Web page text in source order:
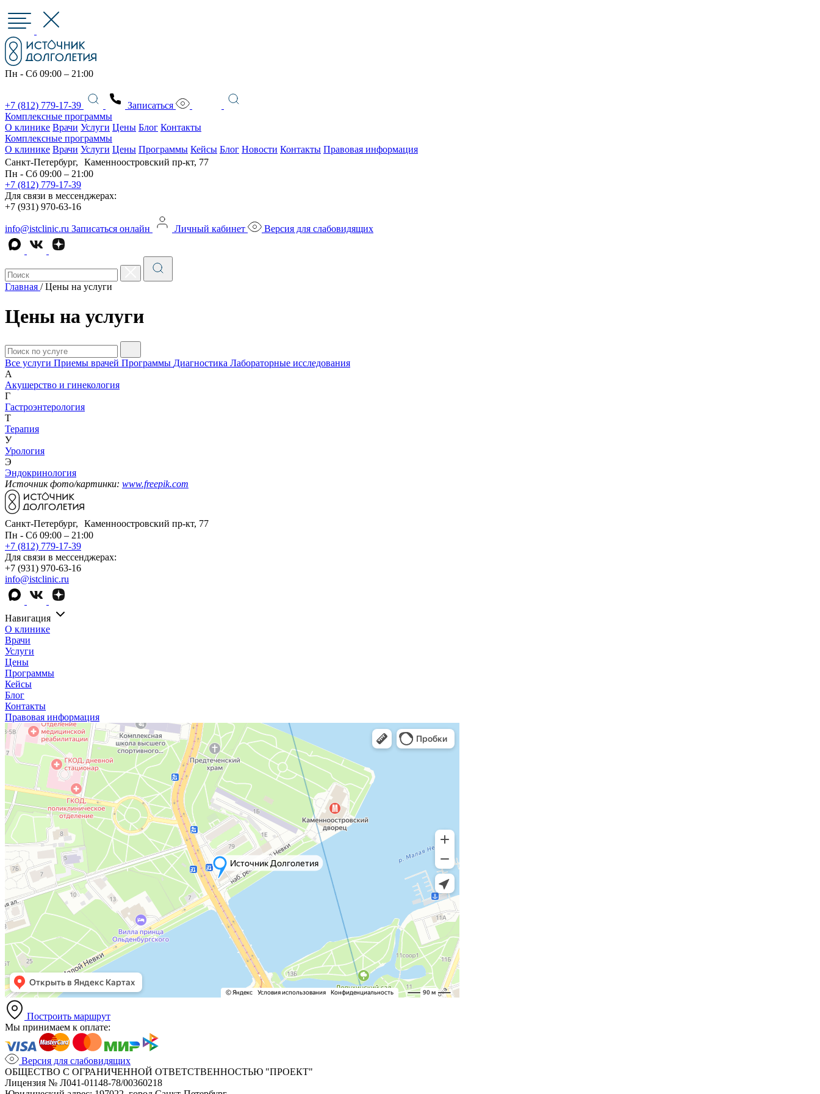
Пн - Сб 09:00 – 21:00
+7 (812) 779-17-39
Записаться
Комплексные программы
О клинике Врачи Услуги Цены Блог Контакты
Комплексные программы
О клинике Врачи Услуги Цены Программы Кейсы Блог Новости Контакты Правовая информация
Санкт-Петербург, Каменноостровский пр-кт, 77
Пн - Сб 09:00 – 21:00
+7 (812) 779-17-39
Для связи в мессенджерах:
+7 (931) 970-63-16
info@istclinic.ru Записаться онлайн Личный кабинет Версия для слабовидящих
Главная / Цены на услуги
Цены на услуги
Все услуги Приемы врачей Программы Диагностика Лабораторные исследования
А
Акушерство и гинекология
Г
Гастроэнтерология
Т
Терапия
У
Урология
Э
Эндокринология
Источник фото/картинки: www.freepik.com
Санкт-Петербург, Каменноостровский пр-кт, 77
Пн - Сб 09:00 – 21:00
+7 (812) 779-17-39
Для связи в мессенджерах:
+7 (931) 970-63-16
info@istclinic.ru
Навигация
О клинике
Врачи
Услуги
Цены
Программы
Кейсы
Блог
Контакты
Правовая информация
Построить маршрут
Мы принимаем к оплате:
Версия для слабовидящих
ОБЩЕСТВО С ОГРАНИЧЕННОЙ ОТВЕТСТВЕННОСТЬЮ "ПРОЕКТ"
Лицензия № Л041-01148-78/00360218